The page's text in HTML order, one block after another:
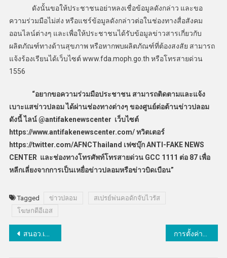
ดังนั้นขอให้ประชาชนอย่าหลงเชื่อข้อมูลดังกล่าว และขอ
ความร่วมมือไม่ส่ง หรือแชร์ข้อมูลดังกล่าวต่อในช่องทางสื่อสังคม
ออนไลน์ต่างๆ และเพื่อให้ประชาชนได้รับข้อมูลข่าวสารเกี่ยวกับ
ผลิตภัณฑ์ทางด้านสุขภาพ หรือหากพบผลิตภัณฑ์ที่ต้องสงสัย สามารถ
แจ้งร้องเรียนได้เว็บไซต์ www.fda.moph.go.th หรือโทรสายด่วน
1556
“อยากขอความร่วมมือประชาชน สามารถติดตามและแจ้ง
เบาะแสข่าวปลอม ได้ผ่านช่องทางต่างๆ ของศูนย์ต่อต้านข่าวปลอม
ดังนี้ ไลน์ @antifakenewscenter เว็บไซต์
https://www.antifakenewscenter.com/ ทวิตเตอร์
https://twitter.com/AFNCThailand เฟซบุ๊ก ANTI-FAKE NEWS
CENTER และช่องทางโทรศัพท์โทรสายด่วน GCC 1111 ต่อ 87 เพื่อ
หลีกเลี่ยงจากการเป็นเหยื่อข่าวปลอมหรือข่าวบิดเบือน”
Tagged ข่าวปลอม
สเปรย์พ่นคอดักจับไวรัส
โฆษกดีอีเอส
แนะแนว
สนอว.เร่งขับเคลื่อน BCG การตั้งค่าแบบครอบครัวบน Apple Watch